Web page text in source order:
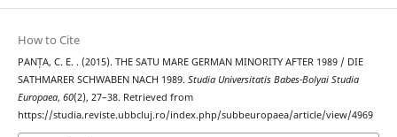
How to Cite
PANȚA, C. E. . (2015). THE SATU MARE GERMAN MINORITY AFTER 1989 / DIE
SATHMARER SCHWABEN NACH 1989. Studia Universitatis Babes-Bolyai Studia
Europaea, 60(2), 27–38. Retrieved from
https://studia.reviste.ubbcluj.ro/index.php/subbeuropaea/article/view/4969